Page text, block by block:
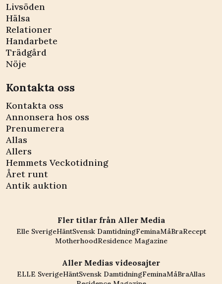
Livsöden
Hälsa
Relationer
Handarbete
Trädgård
Nöje
Kontakta oss
Kontakta oss
Annonsera hos oss
Prenumerera
Allas
Allers
Hemmets Veckotidning
Året runt
Antik auktion
Fler titlar från Aller Media
Elle SverigeHäntSvensk DamtidningFeminaMåBraRecept
MotherhoodResidence Magazine
Aller Medias videosajter
ELLE SverigeHäntSvensk DamtidningFeminaMåBraAllas